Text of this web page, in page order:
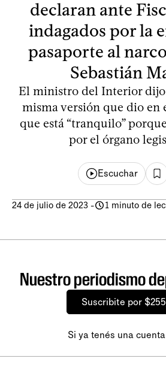
declaran ante
indagados por la
pasaporte al
Sebastián
El ministro del Interior
misma versión que dio en
que está “tranquilo”
por el órgano
Escuchar
24 de julio de 2023 - 1 minuto de
Nuestro periodismo
Suscribite por
Si ya tenés una cuenta